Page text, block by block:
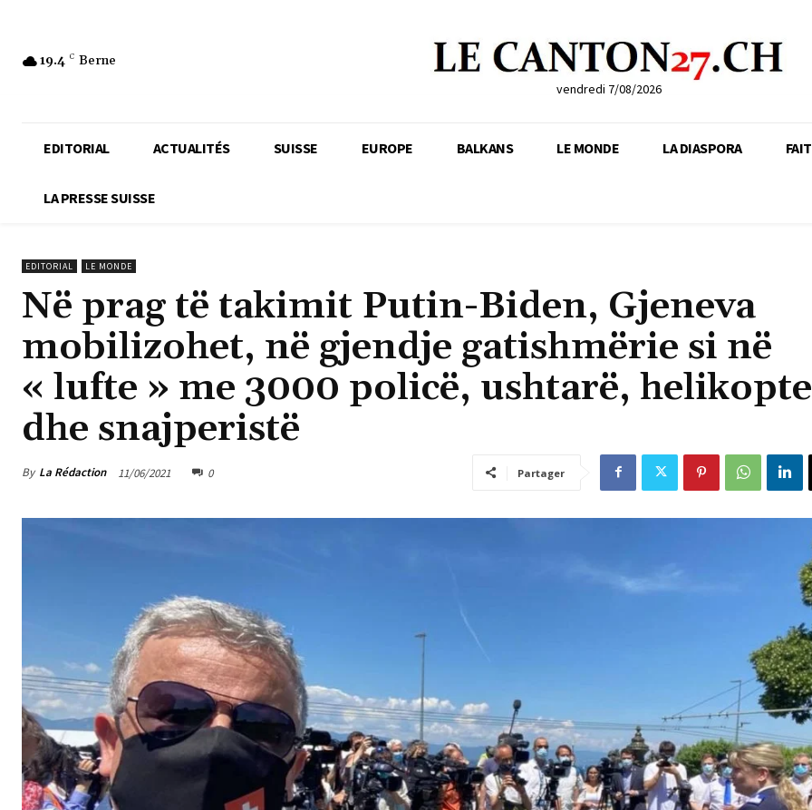
19.4 C Berne
vendredi 7/08/2026
EDITORIAL ACTUALITÉS SUISSE EUROPE BALKANS LE MONDE LA DIASPORA
LA PRESSE SUISSE
EDITORIAL LE MONDE
Në prag të takimit Putin-Biden, Gjeneva
mobilizohet, në gjendje gatishmërie si në
« lufte » me 3000 policë, ushtarë,
dhe snajperistë
By La Rédaction 11/06/2021 0 Partager